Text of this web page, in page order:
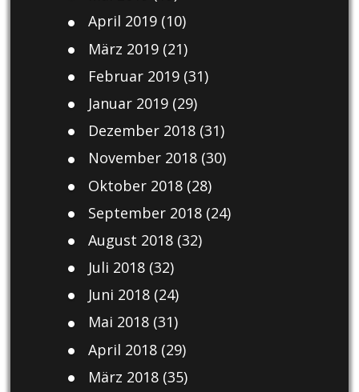
April 2019(10)
März 2019(21)
Februar 2019(31)
Januar 2019(29)
Dezember 2018(31)
November 2018(30)
Oktober 2018(28)
September 2018(24)
August 2018(32)
Juli 2018(32)
Juni 2018(24)
Mai 2018(31)
April 2018(29)
März 2018(35)